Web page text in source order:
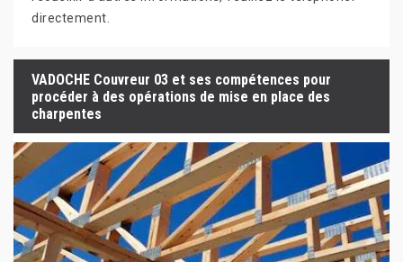
directement.
VADOCHE Couvreur 03 et ses compétences pour
procéder à des opérations de mise en place des
charpentes